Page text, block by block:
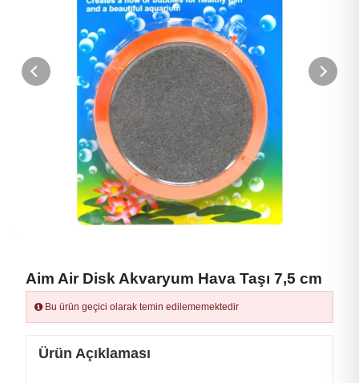
Aim Air Disk Akvaryum Hava Taşı 7,5 cm
Bu ürün geçici olarak temin edilememektedir
Ürün Açıklaması